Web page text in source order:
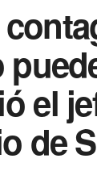
el
de